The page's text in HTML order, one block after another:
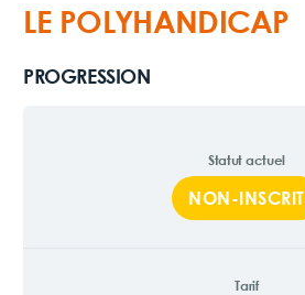
LE POLYHANDICAP
PROGRESSION
Statut actuel
NON-INSCRIT
Tarif